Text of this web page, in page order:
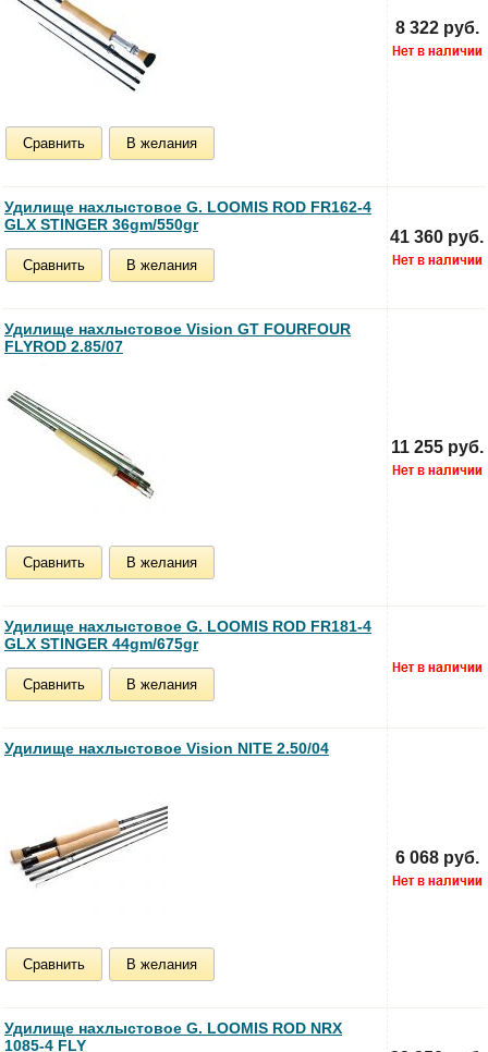
Сравнить В желания
8 322 руб.
Удилище нахлыстовое G. LOOMIS ROD FR162-4
GLX STINGER 36gm/550gr
Сравнить В желания
41 360 руб.
Удилище нахлыстовое Vision GT FOURFOUR
FLYROD 2.85/07
Сравнить В желания
11 255 руб.
Удилище нахлыстовое G. LOOMIS ROD FR181-4
GLX STINGER 44gm/675gr
Сравнить В желания
Удилище нахлыстовое Vision NITE 2.50/04
Сравнить В желания
6 068 руб.
Удилище нахлыстовое G. LOOMIS ROD NRX
1085-4 FLY